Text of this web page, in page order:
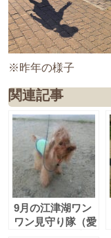
※昨年の様子
関連記事
9月の江津湖ワン
ワン見守り隊（愛